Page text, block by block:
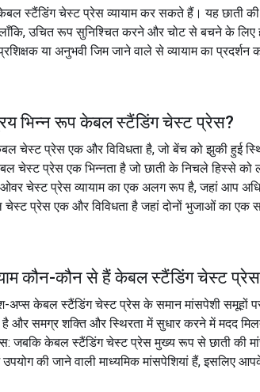
स्टैंडिंग चेस्ट प्रेस व्यायाम कर सकते हैं। यह छाती
उचित रूप सुनिश्चित करने और चोट से बचने के
या अनुभवी जिम जाने वाले से व्यायाम का प्रदर्शन
भिन्न रूप केबल स्टैंडिंग चेस्ट प्रेस?
चेस्ट प्रेस एक और विविधता है, जो बेंच को झुकी हुई
चेस्ट प्रेस एक भिन्नता है जो छाती के निचले हिस्से को
चेस्ट प्रेस व्यायाम का एक अलग रूप है, जहां आप
प्रेस एक और विविधता है जहां दोनों भुजाओं का एक
कौन-कौन से हैं केबल स्टैंडिंग चेस्ट प्रेस
अप्स केबल स्टैंडिंग चेस्ट प्रेस के समान मांसपेशी समूहों
और समग्र शक्ति और स्थिरता में सुधार करने में मदद
जबकि केबल स्टैंडिंग चेस्ट प्रेस मुख्य रूप से छाती की
की जाने वाली माध्यमिक मांसपेशियां हैं, इसलिए